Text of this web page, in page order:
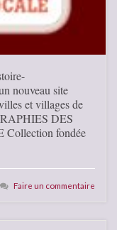
nouveau site
et villages de
DES
fondée
Faire un commentaire